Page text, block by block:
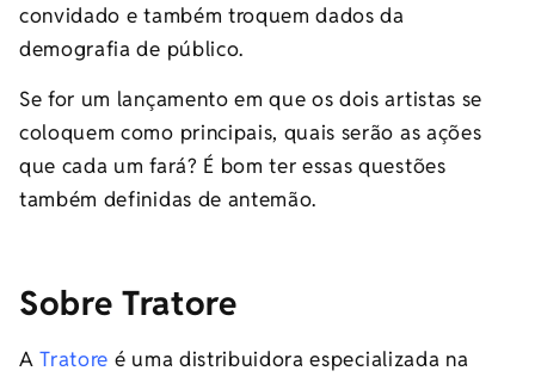
convidado e também troquem dados da
demografia de público.
Se for um lançamento em que os dois artistas se
coloquem como principais, quais serão as ações
que cada um fará? É bom ter essas questões
também definidas de antemão.
Sobre Tratore
ATratore é uma distribuidora especializada na